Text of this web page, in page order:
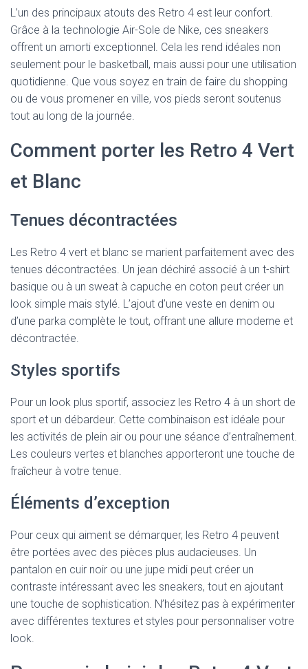
L’un des principaux atouts des Retro 4 est leur confort.
Grâce à la technologie Air-Sole de Nike, ces sneakers
offrent un amorti exceptionnel. Cela les rend idéales non
seulement pour le basketball, mais aussi pour une utilisation
quotidienne. Que vous soyez en train de faire du shopping
ou de vous promener en ville, vos pieds seront soutenus
tout au long de la journée.
Comment porter les Retro 4 Vert
et Blanc
Tenues décontractées
Les Retro 4 vert et blanc se marient parfaitement avec des
tenues décontractées. Un jean déchiré associé à un t-shirt
basique ou à un sweat à capuche en coton peut créer un
look simple mais stylé. L’ajout d’une veste en denim ou
d’une parka complète le tout, offrant une allure moderne et
décontractée.
Styles sportifs
Pour un look plus sportif, associez les Retro 4 à un short de
sport et un débardeur. Cette combinaison est idéale pour
les activités de plein air ou pour une séance d’entraînement.
Les couleurs vertes et blanches apporteront une touche de
fraîcheur à votre tenue.
Éléments d’exception
Pour ceux qui aiment se démarquer, les Retro 4 peuvent
être portées avec des pièces plus audacieuses. Un
pantalon en cuir noir ou une jupe midi peut créer un
contraste intéressant avec les sneakers, tout en ajoutant
une touche de sophistication. N’hésitez pas à expérimenter
avec différentes textures et styles pour personnaliser votre
look.